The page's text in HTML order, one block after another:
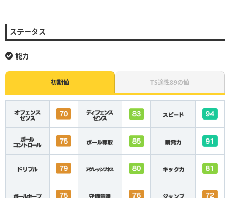
ステータス
能力
初期値 TS適性89の値